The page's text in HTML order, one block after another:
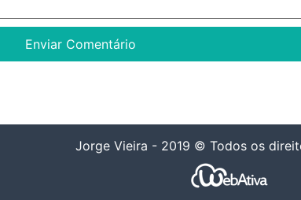
Jorge Vieira - 2019 © Todos os